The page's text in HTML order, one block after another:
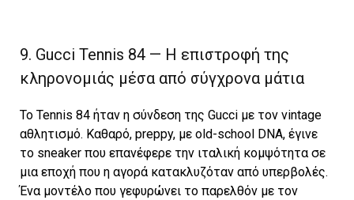
9. Gucci Tennis 84 — Η επιστροφή της
κληρονομιάς μέσα από σύγχρονα μάτια
Το Tennis 84 ήταν η σύνδεση της Gucci με τον vintage
αθλητισμό. Καθαρό, preppy, με old-school DNA, έγινε
το sneaker που επανέφερε την ιταλική κομψότητα σε
μια εποχή που η αγορά κατακλυζόταν από υπερβολές.
Ένα μοντέλο που γεφυρώνει το παρελθόν με τον